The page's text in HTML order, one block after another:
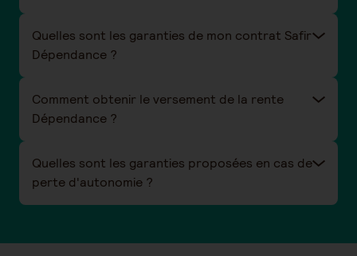
Quelles sont les garanties de mon contrat Safir
Dépendance ?
Comment obtenir le versement de la rente
Dépendance ?
Quelles sont les garanties proposées en cas de
perte d'autonomie ?